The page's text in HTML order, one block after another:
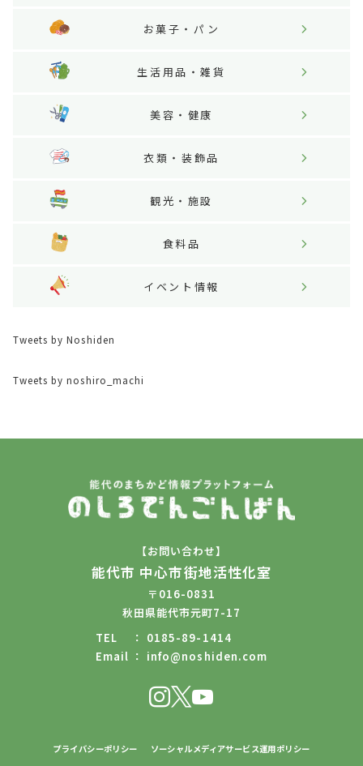
お菓子・パン
生活用品・雑貨
美容・健康
衣類・装飾品
観光・施設
食料品
イベント情報
Tweets by Noshiden
Tweets by noshiro_machi
【お問い合わせ】
能代市 中心市街地活性化室
〒016-0831
秋田県能代市元町7-17
TEL
0185-89-1414
Email
info@noshiden.com
プライバシーポリシー ソーシャルメディアサービス運用ポリシー